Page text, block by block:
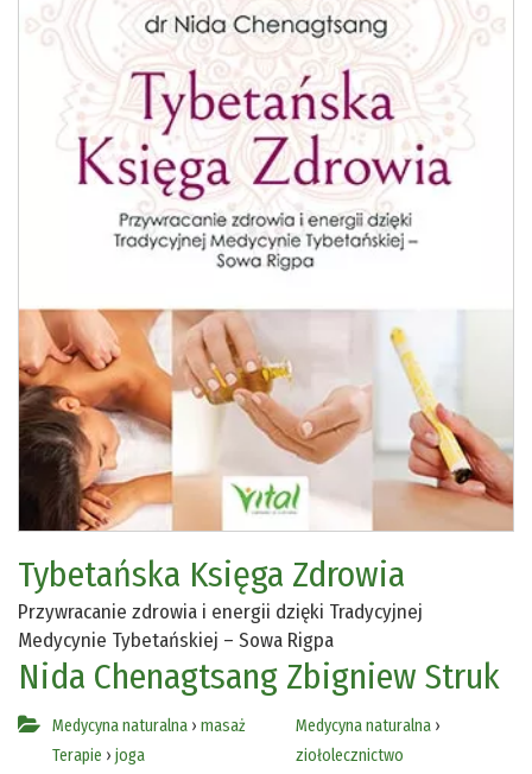
Tybetańska Księga Zdrowia
Przywracanie zdrowia i energii dzięki Tradycyjnej
Medycynie Tybetańskiej – Sowa Rigpa
Nida Chenagtsang Zbigniew Struk
Medycyna naturalna › masaż
Terapie › joga
Medycyna naturalna›
ziołolecznictwo